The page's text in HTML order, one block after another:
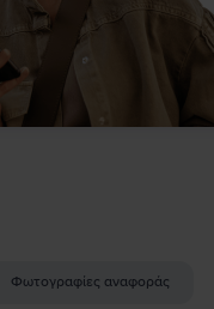
Φωτογραφίες αναφοράς